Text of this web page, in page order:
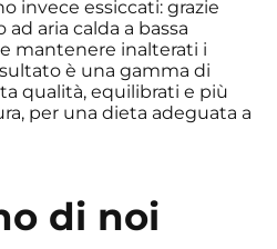
invece essiccati: grazie
ad aria calda a bassa
mantenere inalterati i
è una gamma di
qualità, equilibrati e più
per una dieta adeguata a
di noi